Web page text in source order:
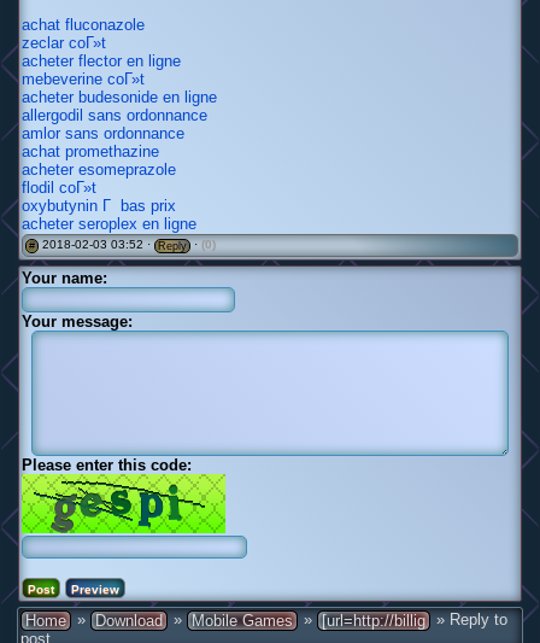
achat fluconazole
zeclar coГ»t
acheter flector en ligne
mebeverine coГ»t
acheter budesonide en ligne
allergodil sans ordonnance
amlor sans ordonnance
achat promethazine
acheter esomeprazole
flodil coГ»t
oxybutynin Г bas prix
acheter seroplex en ligne
# 2018-02-03 03:52 · Reply · (0)
Your name:
Your message:
Please enter this code:
Home » Download » Mobile Games » [url=http://billig » Reply to
post